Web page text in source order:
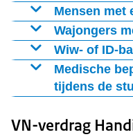
kunnen verdienen.
Voormalige
onderwijs (vso)
bij UWV.
Mensen met
Mensen met een
Wajongers
Wajongers die
Wiw- of ID-
Mensen op een
uit oude
Medische
tijdens de
of tijdens hun
VN-verdrag